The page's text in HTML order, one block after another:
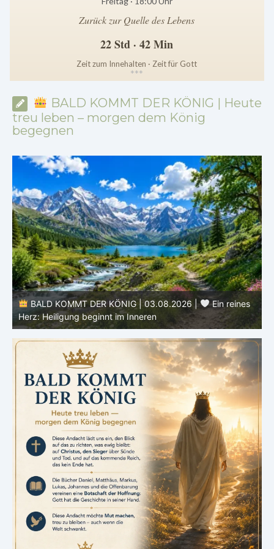
Zurück zur Quelle des Lebens
22 Std · 42 Min
Zeit zum Innehalten · Zeit für Gott
***
BALD KOMMT DER KÖNIG | Heute
treu leben – morgen dem König
begegnen
BALD KOMMT DER KÖNIG | 03.08.2026 |
Ein reines
Herz: Heiligung beginnt im Inneren